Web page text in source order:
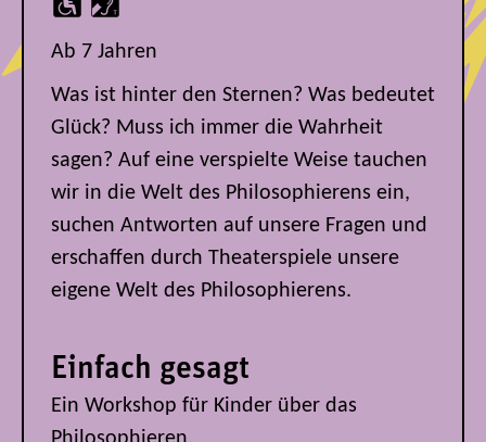
Ab 7 Jahren
Was ist hinter den Sternen? Was bedeutet
Glück? Muss ich immer die Wahrheit
sagen? Auf eine verspielte Weise tauchen
wir in die Welt des Philosophierens ein,
suchen Antworten auf unsere Fragen und
erschaffen durch Theaterspiele unsere
eigene Welt des Philosophierens.
Einfach gesagt
Ein Workshop für Kinder über das